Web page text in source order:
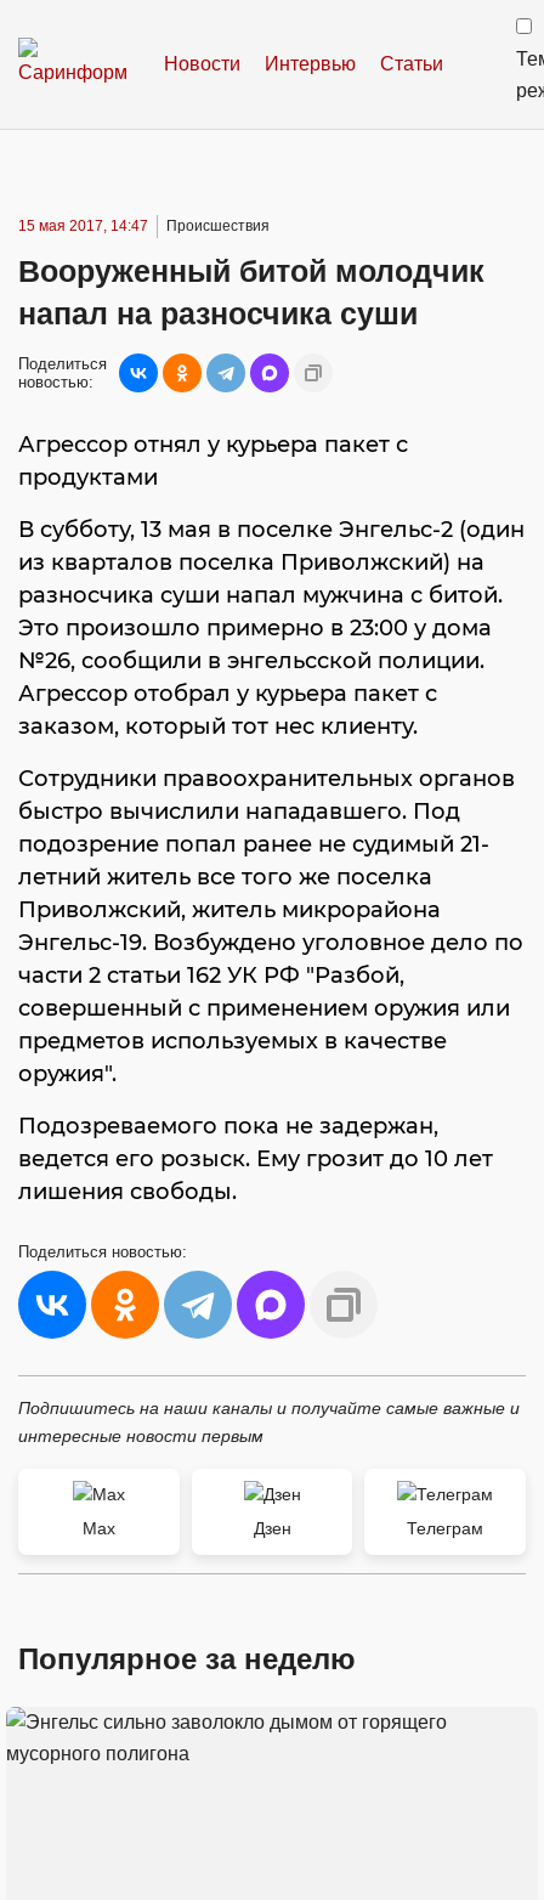
Новости Интервью Статьи
15 мая 2017, 14:47 Происшествия
Вооруженный битой молодчик
напал на разносчика суши
Поделиться
новостью:
Агрессор отнял у курьера пакет с
продуктами
В субботу, 13 мая в поселке Энгельс-2 (один
из кварталов поселка Приволжский) на
разносчика суши напал мужчина с битой.
Это произошло примерно в 23:00 у дома
№26, сообщили в энгельсской полиции.
Агрессор отобрал у курьера пакет с
заказом, который тот нес клиенту.
Сотрудники правоохранительных органов
быстро вычислили нападавшего. Под
подозрение попал ранее не судимый 21-
летний житель все того же поселка
Приволжский, житель микрорайона
Энгельс-19. Возбуждено уголовное дело по
части 2 статьи 162 УК РФ "Разбой,
совершенный с применением оружия или
предметов используемых в качестве
оружия".
Подозреваемого пока не задержан,
ведется его розыск. Ему грозит до 10 лет
лишения свободы.
Поделиться новостью:
Подпишитесь на наши каналы и получайте самые важные и
интересные новости первым
Max Дзен Телеграм
Популярное за неделю